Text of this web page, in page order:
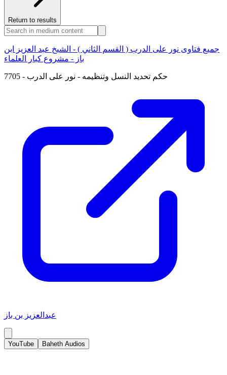
Return to results
جميع فتاوى نور على الدرب ( القسم الثاني ) - الشيخ عبد العزيز ابن
باز - مشروع كبار العلماء
7705 - حكم تحديد النسل وتنظيمه - نور على الدرب
عبدالعزيز بن باز
YouTube Baheth Audios